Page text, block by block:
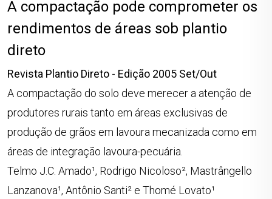
A compactação pode comprometer os
rendimentos de áreas sob plantio
direto
Revista Plantio Direto - Edição 2005 Set/Out
A compactação do solo deve merecer a atenção de
produtores rurais tanto em áreas exclusivas de
produção de grãos em lavoura mecanizada como em
áreas de integração lavoura-pecuária.
Telmo J.C. Amado¹, Rodrigo Nicoloso², Mastrângello
Lanzanova¹, Antônio Santi² e Thomé Lovato¹